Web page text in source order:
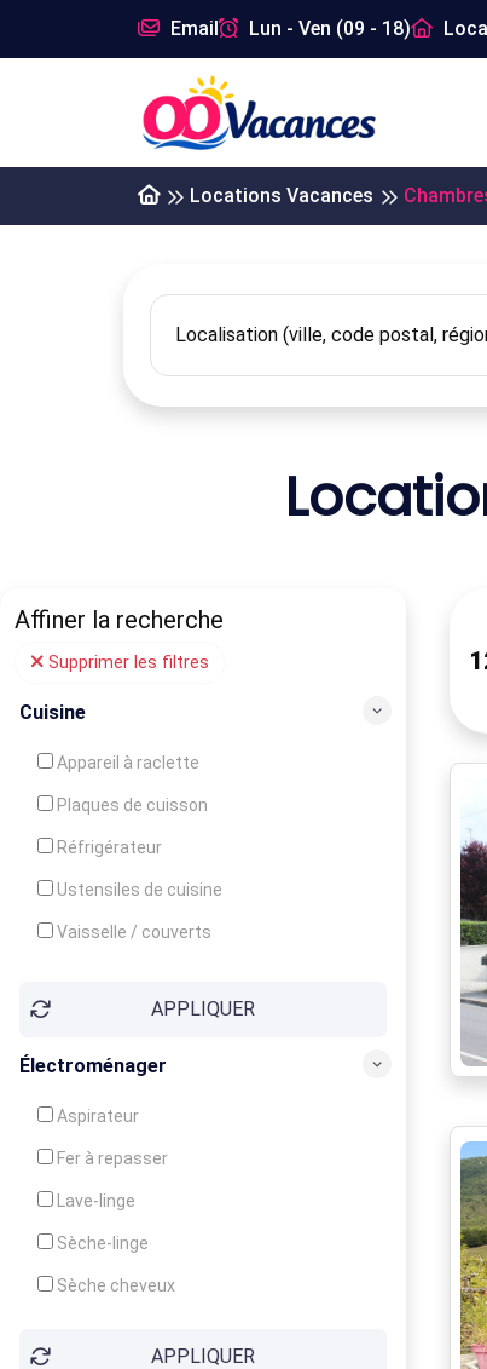
Email Lun - Ven (09 - 18)
Locations Vacances
Affiner la recherche
Supprimer les filtres
Cuisine
Appareil à raclette
Plaques de cuisson
Réfrigérateur
Ustensiles de cuisine
Vaisselle / couverts
Congélateur
APPLIQUER
Électroménager
Aspirateur
Fer à repasser
Lave-linge
Sèche-linge
Sèche cheveux
APPLIQUER